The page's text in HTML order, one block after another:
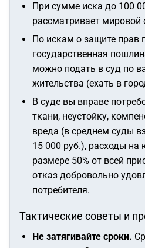
При сумме иска до 100
рассматривает мировой
По искам о защите прав
государственная
можно подать в суд по
жительства (ехать в
В суде вы вправе
ткани, неустойку,
вреда (в среднем суды
15 000 руб.), расходы
размере 50% от всей
отказ добровольно
потребителя.
Тактические советы и
Не затягивайте сроки.